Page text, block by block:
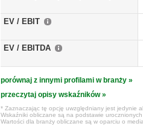
EV / EBIT
EV / EBITDA
porównaj z innymi profilami w branży »
przeczytaj opisy wskaźników »
* Zaznaczając tę opcję uwzględniany jest jedynie
Wskaźniki obliczane są na podstawie
Wartości dla branży obliczane są w oparciu o